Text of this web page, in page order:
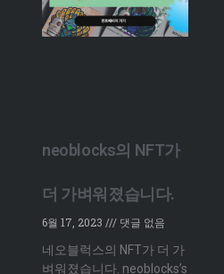
neoblocks의 NFT가
더 가벼워졌습니다.
6월 17, 2023
댓글 없음
네오블럭스의 NFT가 더 가
벼워졌습니다. neoblocks’s